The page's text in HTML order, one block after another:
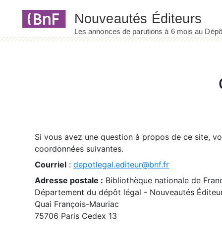
Si vous avez une question à propos de ce site,
coordonnées suivantes.
Courriel : depotlegal.editeur@bnf.fr
Adresse postale : Bibliothèque nationale de
Département du dépôt légal - Nouveautés
Quai François-Mauriac
75706 Paris Cedex 13